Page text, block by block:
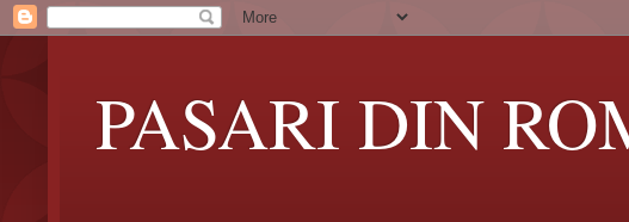
PASARI DIN